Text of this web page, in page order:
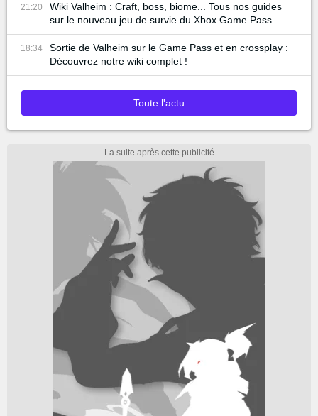
21:20
Wiki Valheim : Craft, boss, biome... Tous nos guides
sur le nouveau jeu de survie du Xbox Game Pass
18:34
Sortie de Valheim sur le Game Pass et en crossplay :
Découvrez notre wiki complet !
Toute l'actu